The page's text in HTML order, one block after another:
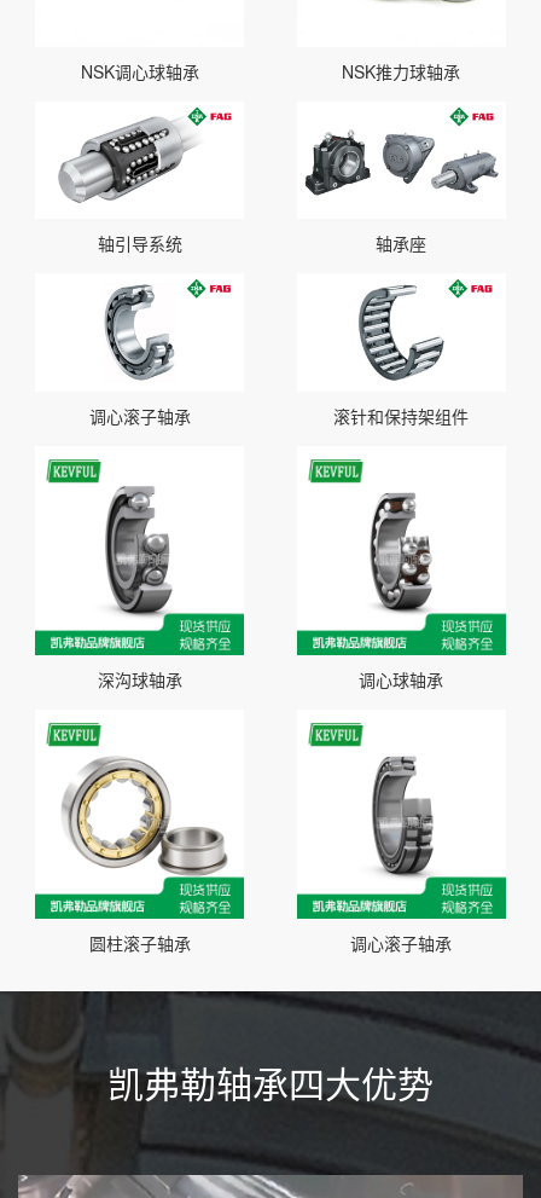
NSK调心球轴承 NSK推力球轴承
轴引导系统 轴承座
调心滚子轴承 滚针和保持架组件
深沟球轴承 调心球轴承
圆柱滚子轴承 调心滚子轴承
凯弗勒轴承四大优势